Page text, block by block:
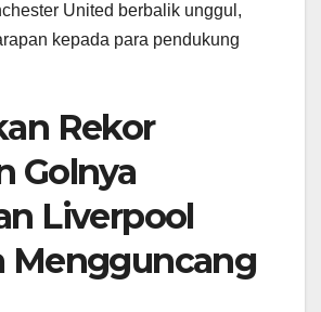
United berbalik unggul,
kepada para pendukung
Rekor
Golnya
Liverpool
Mengguncang